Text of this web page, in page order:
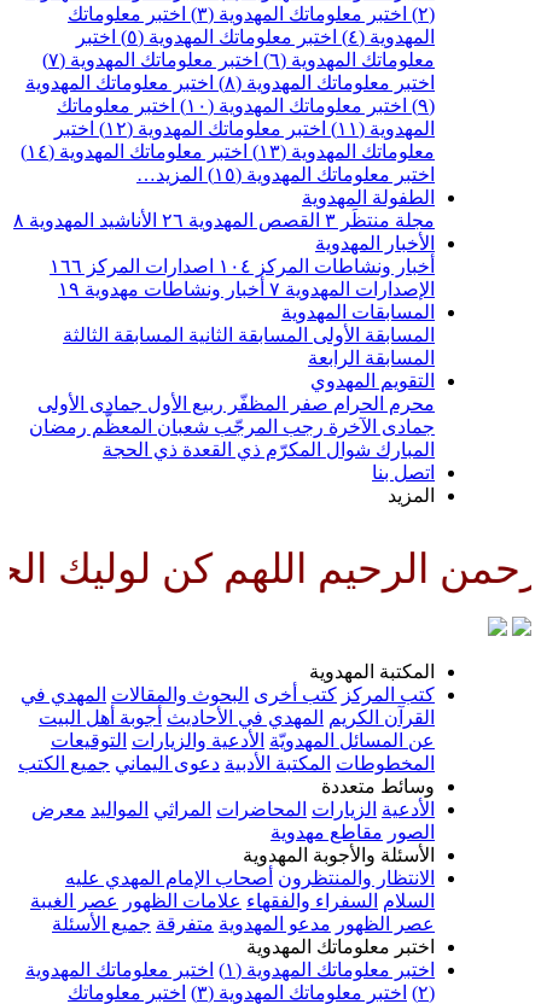
(٢)
اختبر معلوماتك المهدوية (٣)
اختبر معلوماتك
المهدوية (٤)
اختبر معلوماتك المهدوية (٥)
اختبر
معلوماتك المهدوية (٦)
اختبر معلوماتك المهدوية (٧)
اختبر معلوماتك المهدوية (٨)
اختبر معلوماتك المهدوية
(٩)
اختبر معلوماتك المهدوية (١٠)
اختبر معلوماتك
المهدوية (١١)
اختبر معلوماتك المهدوية (١٢)
اختبر
معلوماتك المهدوية (١٣)
اختبر معلوماتك المهدوية (١٤)
اختبر معلوماتك المهدوية (١٥)
المزيد…
الطفولة المهدوية
مجلة منتظَر ٣ القصص المهدوية ٢٦ الأناشيد المهدوية ٨
الأخبار المهدوية
أخبار ونشاطات المركز ١٠٤ اصدارات المركز ١٦٦
الإصدارات المهدوية ٧ أخبار ونشاطات مهدوية ١٩
المسابقات المهدوية
المسابقة الأولى المسابقة الثانية المسابقة الثالثة
المسابقة الرابعة
التقويم المهدوي
محرم الحرام صفر المظفّر ربيع الأول جمادى الأولى
جمادى الآخرة رجب المرجّب شعبان المعظّم رمضان
المبارك شوال المكرّم ذي القعدة ذي الحجة
اتصل بنا
المزيد
الرحيم اللهم كن لوليك
المكتبة المهدوية
كتب المركز كتب أخرى البحوث والمقالات المهدي في
القرآن الكريم
المهدي في الأحاديث أجوبة أهل البيت
عن المسائل المهدويّة الأدعية والزيارات التوقيعات
المخطوطات المكتبة الأدبية دعوى اليماني جميع الكتب
وسائط متعددة
الأدعية الزيارات المحاضرات المراثي المواليد معرض
الصور مقاطع مهدوية
الأسئلة والأجوبة المهدوية
الانتظار والمنتظرون أصحاب الإمام المهدي عليه
السلام السفراء والفقهاء علامات الظهور
عصر الغيبة
عصر الظهور مدعو المهدوية متفرقة جميع الأسئلة
اختبر معلوماتك المهدوية
اختبر معلوماتك المهدوية (١)
اختبر معلوماتك المهدوية
(٢)
اختبر معلوماتك المهدوية (٣)
اختبر معلوماتك